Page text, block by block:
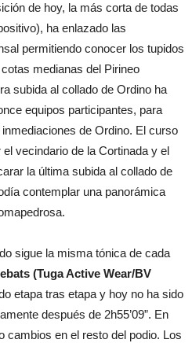
de hoy, la más corta de todas
ha enlazado las
permitiendo conocer los tupidos
medianas del Pirineo
subida al collado de Ordino ha
equipos participantes, para
de Ordino. El curso
vecindario de la Cortinada y el
la última subida al collado de
contemplar una panorámica
sigue la misma tónica de cada
(Tuga Active Wear/BV
etapa tras etapa y hoy no ha sido
después de 2h55’09”. En
cambios en el resto del podio. Los